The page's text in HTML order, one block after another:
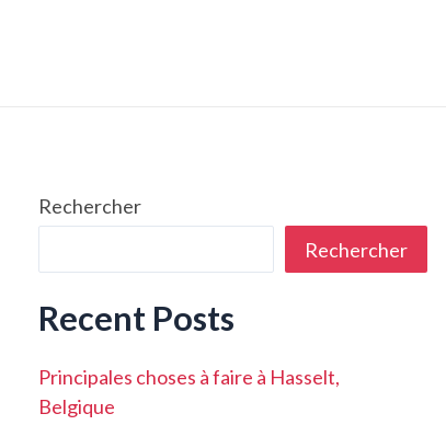
Rechercher
Rechercher
Recent Posts
Principales choses à faire à Hasselt,
Belgique